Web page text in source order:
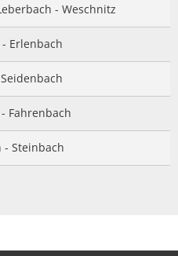
- Weschnitz
Erlenbach
Fahrenbach
- Steinbach